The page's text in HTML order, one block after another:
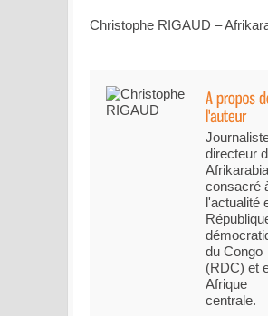
Christophe RIGAUD –
directeur
Afrikarabia
consacré
l'actualité
du Congo
(RDC) et
Afrique
centrale.